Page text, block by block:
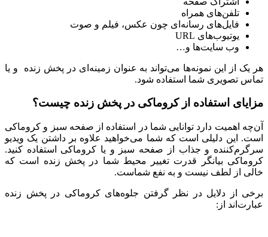
تلفن‌های همراه
فایل‌های رسانه‌ای چون عکس، فیلم و صوت
یوتیوب‌های URL
وب سایت‌ها و…
هر یک از این نمونه‌ها می‌تواند به عنوان زمینه‌ای در پخش زنده و یا
تماس تصویری شما استفاده شود.
مزایای استفاده از کروماکی در پخش زنده چیست؟
آن‌چه اهمیت دارد توانایی شما در استفاده از صفحه سبز و کروماکی
است. این دلیلی است که شما می‌خواهید علاوه بر داشتن یک ویدیو
سرگرم‌کننده و جذاب از صفحه سبز و یا کروماکی استفاده کنید.
کروماکی بیانگر قدرت تغییر محیط شما در پخش زنده است که
خالی از لطف نیست و به نفع شماست.
برخی از دلایل در نظر گرفتن جلوه‌های کروماکی در پخش زنده
عبارت‌اند از: